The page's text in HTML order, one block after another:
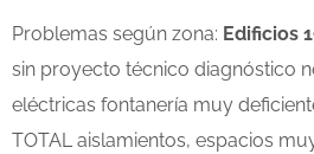
Problemas según zona: Edificios
sin proyecto técnico diagnóstico
eléctricas fontanería muy
TOTAL aislamientos, espacios